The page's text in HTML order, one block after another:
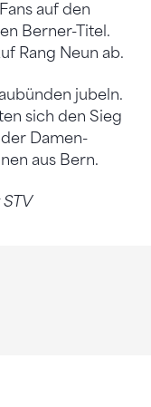
auf den
Berner-Titel.
Rang Neun ab.
jubeln.
sich den Sieg
Damen-
aus Bern.